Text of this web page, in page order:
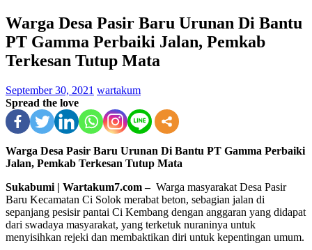
Warga Desa Pasir Baru Urunan Di Bantu
PT Gamma Perbaiki Jalan, Pemkab
Terkesan Tutup Mata
September 30, 2021 wartakum
Spread the love
Warga Desa Pasir Baru Urunan Di Bantu PT Gamma Perbaiki
Jalan, Pemkab Terkesan Tutup Mata
Sukabumi | Wartakum7.com – Warga masyarakat Desa Pasir
Baru Kecamatan Ci Solok merabat beton, sebagian jalan di
sepanjang pesisir pantai Ci Kembang dengan anggaran yang didapat
dari swadaya masyarakat, yang terketuk nuraninya untuk
menyisihkan rejeki dan membaktikan diri untuk kepentingan umum.